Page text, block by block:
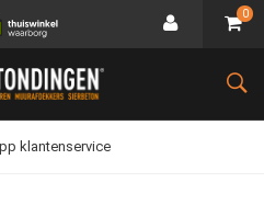
0
Lage verzendkosten